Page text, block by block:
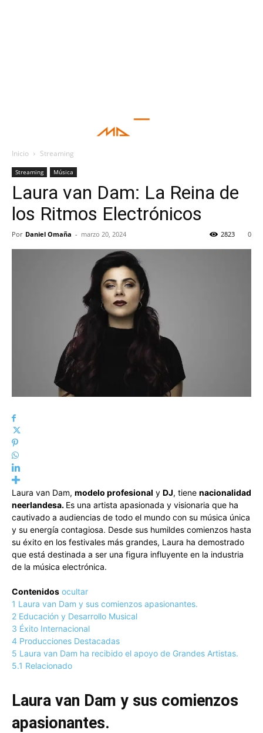
Inicio Streaming
Streaming Música
Laura van Dam: La Reina de
los Ritmos Electrónicos
Por Daniel Omaña - marzo 20, 2024 0
2823
Laura van Dam, modelo profesional y DJ, tiene nacionalidad
neerlandesa. Es una artista apasionada y visionaria que ha
cautivado a audiencias de todo el mundo con su música única
y su energía contagiosa. Desde sus humildes comienzos hasta
su éxito en los festivales más grandes, Laura ha demostrado
que está destinada a ser una figura influyente en la industria
de la música electrónica.
Contenidos ocultar
1 Laura van Dam y sus comienzos apasionantes.
2 Educación y Desarrollo Musical
3 Éxito Internacional
4 Producciones Destacadas
5 Laura van Dam ha recibido el apoyo de Grandes Artistas.
5.1 Relacionado
Laura van Dam y sus comienzos
apasionantes.